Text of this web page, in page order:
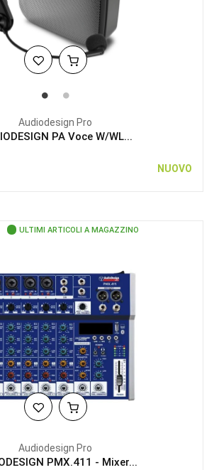
Audiodesign Pro
PA Voce W/WL...
NUOVO
ULTIMI ARTICOLI A MAGAZZINO
Audiodesign Pro
PMX.411 - Mixer...